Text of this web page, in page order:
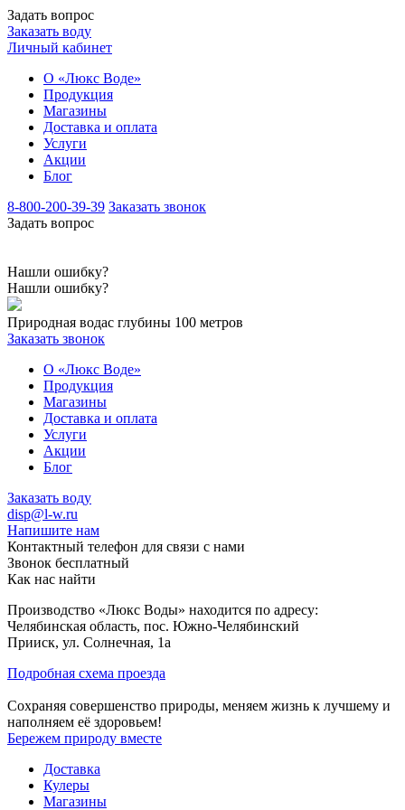
Задать вопрос
Заказать воду
Личный кабинет
О «Люкс Воде»
Продукция
Магазины
Доставка и оплата
Услуги
Акции
Блог
8-800-200-39-39 Заказать звонок
Задать вопрос
Нашли ошибку?
Нашли ошибку?
Природная водас глубины 100 метров
Заказать звонок
О «Люкс Воде»
Продукция
Магазины
Доставка и оплата
Услуги
Акции
Блог
Заказать воду
disp@l-w.ru
Напишите нам
Контактный телефон для связи с нами
Звонок бесплатный
Как нас найти
Производство «Люкс Воды» находится по адресу:
Челябинская область, пос. Южно-Челябинский
Прииск, ул. Солнечная, 1а
Подробная схема проезда
Сохраняя совершенство природы, меняем жизнь к лучшему и
наполняем её здоровьем!
Бережем природу вместе
Доставка
Кулеры
Магазины